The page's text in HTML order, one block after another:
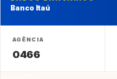
Banco Itaú
AGÊNCIA
0466